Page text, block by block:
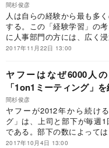
間杉俊彦
人は自らの経験から最も多
する。この「経験学習」の
に人事部門の方には、広く
それをベースに人材育成の施
てみたい。
2017年11月22日 13:00
ヤフーはなぜ6000人
「1on1ミーティング」
間杉俊彦
ヤフーが2012年から続け
グ」は、上司と部下が毎週
である。部下の数によって
くが1on1で占められるケー
2017年10月4日 13:00